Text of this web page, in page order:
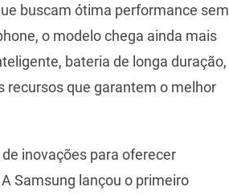
buscam ótima performance sem
o modelo chega ainda mais
bateria de longa duração,
recursos que garantem o melhor
inovações para oferecer
Samsung lançou o primeiro